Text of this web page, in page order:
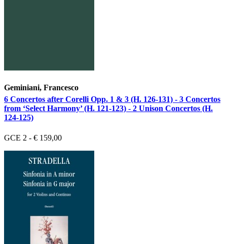
Geminiani, Francesco
6 Concertos after Corelli Opp. 1 & 3 (H. 126-131) - 3 Concertos
from ‘Select Harmony’ (H. 121-123) - 2 Unison Concertos (H.
124-125)
GCE 2 - € 159,00